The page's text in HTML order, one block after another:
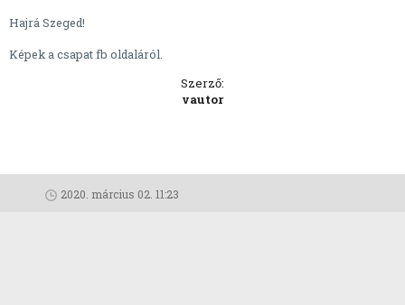
Hajrá Szeged!
Képek a csapat fb oldaláról.
Szerző:
vautor
2020. március 02. 11:23